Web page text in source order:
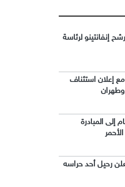
إنفانتينو لرئاسة
7 بالمئة مع إعلان استئناف
إلى المبادرة
رحيل أحد حراسه